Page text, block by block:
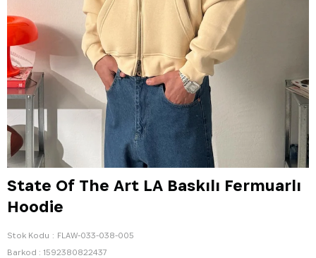
State Of The Art LA Baskılı Fermuarlı
Hoodie
Stok Kodu
FLAW-033-038-005
Barkod : 1592380822437